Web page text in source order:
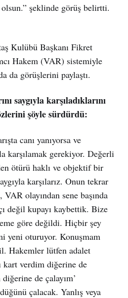
şeklinde görüş belirtti.
Kulübü Başkanı Fikret
Hakem (VAR) sistemiyle
da görüşlerini paylaştı.
saygıyla karşıladıklarını
şöyle sürdürdü:
canı yanıyorsa ve
karşılamak gerekiyor. Değerli
ötürü haklı ve objektif bir
karşılarız. Onun tekrar
olayından sene başında
değil kupayı kaybettik. Bize
göre değildi. Hiçbir şey
yeni oturuyor. Konuşmam
Hakemler lütfen adalet
kart verdim diğerine de
de çalayım’
çalacak. Yanlış veya